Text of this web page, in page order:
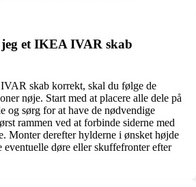
et IKEA IVAR skab
skab korrekt, skal du følge de
nøje. Start med at placere alle dele på
og sørg for at have de nødvendige
rammen ved at forbinde siderne med
Monter derefter hylderne i ønsket højde
eventuelle døre eller skuffefronter efter